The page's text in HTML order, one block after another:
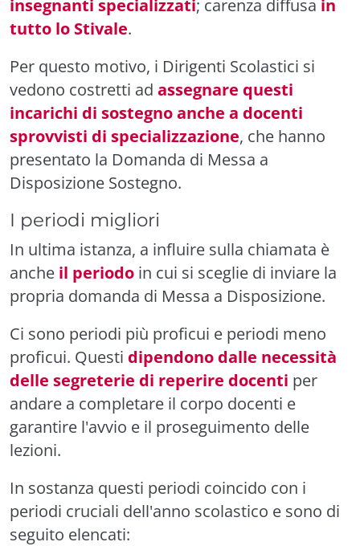
insegnanti specializzati; carenza diffusa in
tutto lo Stivale.
Per questo motivo, i Dirigenti Scolastici si
vedono costretti ad assegnare questi
incarichi di sostegno anche a docenti
sprovvisti di specializzazione, che hanno
presentato la Domanda di Messa a
Disposizione Sostegno.
I periodi migliori
In ultima istanza, a influire sulla chiamata è
anche il periodo in cui si sceglie di inviare la
propria domanda di Messa a Disposizione.
Ci sono periodi più proficui e periodi meno
proficui. Questi dipendono dalle necessità
delle segreterie di reperire docenti per
andare a completare il corpo docenti e
garantire l'avvio e il proseguimento delle
lezioni.
In sostanza questi periodi coincido con i
periodi cruciali dell'anno scolastico e sono di
seguito elencati: